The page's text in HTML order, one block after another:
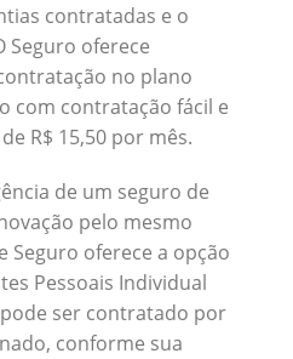
contratadas e o
Seguro oferece
no plano
com contratação fácil e
R$ 15,50 por mês.
de um seguro de
pelo mesmo
Seguro oferece a opção
Pessoais Individual
ser contratado por
conforme sua